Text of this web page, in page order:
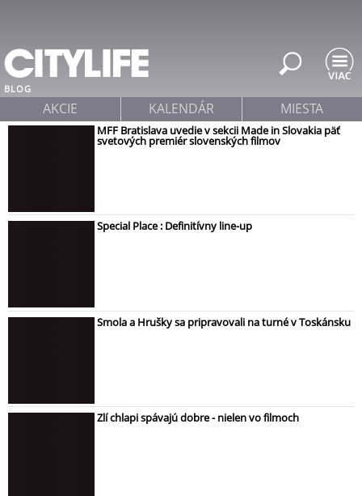
BLOG
MFF Bratislava uvedie v sekcii Made in Slovakia päť
svetových premiér slovenských filmov
Special Place : Definitívny line-up
Smola a Hrušky sa pripravovali na turné v Toskánsku
Zlí chlapi spávajú dobre - nielen vo filmoch
AKCIE KALENDÁR MIESTA